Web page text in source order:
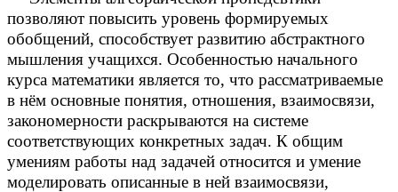
позволяют повысить уровень формируемых
обобщений, способствует развитию абстрактного
мышления учащихся. Особенностью начального
курса математики является то, что рассматриваемые
в нём основные понятия, отношения, взаимосвязи,
закономерности раскрываются на системе
соответствующих конкретных задач. К общим
умениям работы над задачей относится и умение
моделировать описанные в ней взаимосвязи,